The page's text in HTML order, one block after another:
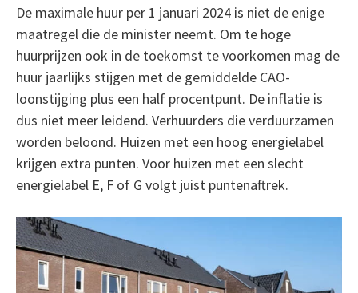
De maximale huur per 1 januari 2024 is niet de enige
maatregel die de minister neemt. Om te hoge
huurprijzen ook in de toekomst te voorkomen mag de
huur jaarlijks stijgen met de gemiddelde CAO-
loonstijging plus een half procentpunt. De inflatie is
dus niet meer leidend. Verhuurders die verduurzamen
worden beloond. Huizen met een hoog energielabel
krijgen extra punten. Voor huizen met een slecht
energielabel E, F of G volgt juist puntenaftrek.